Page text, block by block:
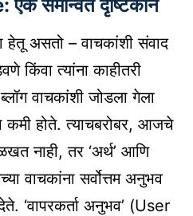
समन्वित दृष्टिकोन
हेतू असतो – वाचकांशी संवाद
किंवा त्यांना काहीतरी
वाचकांशी जोडला गेला
कमी होते. त्याचबरोबर, आजचे
नाही, तर ‘अर्थ’ आणि
वाचकांना सर्वोत्तम अनुभव
‘वापरकर्ता अनुभव’ (User